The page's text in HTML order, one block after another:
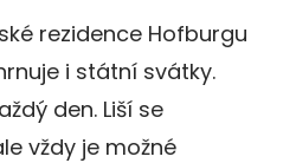
rezidence Hofburgu
i státní svátky.
den. Liší se
vždy je možné